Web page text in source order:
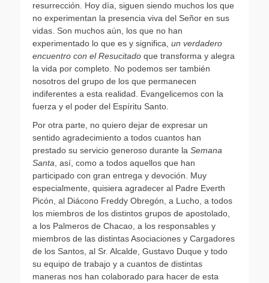
resurrección. Hoy día, siguen siendo muchos los que
no experimentan la presencia viva del Señor en sus
vidas. Son muchos aún, los que no han
experimentado lo que es y significa, un verdadero
encuentro con el Resucitado que transforma y alegra
la vida por completo. No podemos ser también
nosotros del grupo de los que permanecen
indiferentes a esta realidad. Evangelicemos con la
fuerza y el poder del Espíritu Santo.
Por otra parte, no quiero dejar de expresar un
sentido agradecimiento a todos cuantos han
prestado su servicio generoso durante la Semana
Santa , así, como a todos aquellos que han
participado con gran entrega y devoción. Muy
especialmente, quisiera agradecer al Padre Everth
Picón, al Diácono Freddy Obregón, a Lucho, a todos
los miembros de los distintos grupos de apostolado,
a los Palmeros de Chacao, a los responsables y
miembros de las distintas Asociaciones y Cargadores
de los Santos, al Sr. Alcalde, Gustavo Duque y todo
su equipo de trabajo y a cuantos de distintas
maneras nos han colaborado para hacer de esta